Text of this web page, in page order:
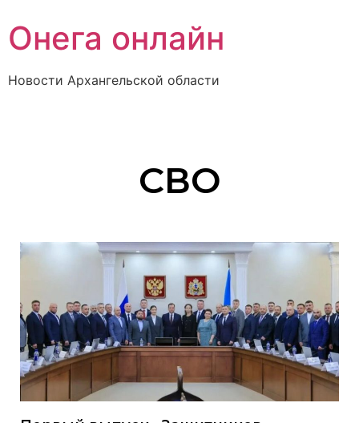
Онега онлайн
Новости Архангельской области
СВО